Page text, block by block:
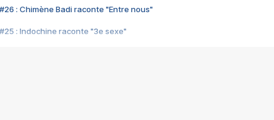
#26 : Chimène Badi raconte "Entre nous"
#25 : Indochine raconte "3e sexe"